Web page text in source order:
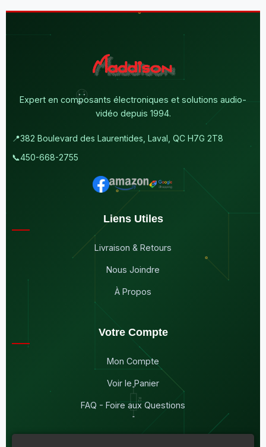
Expert en composants électroniques et solutions audio-
vidéo depuis 1994.
📍382 Boulevard des Laurentides, Laval, QC H7G 2T8
📞450-668-2755
Liens Utiles
Livraison & Retours
Nous Joindre
À Propos
Votre Compte
Mon Compte
Voir le Panier
FAQ - Foire aux Questions